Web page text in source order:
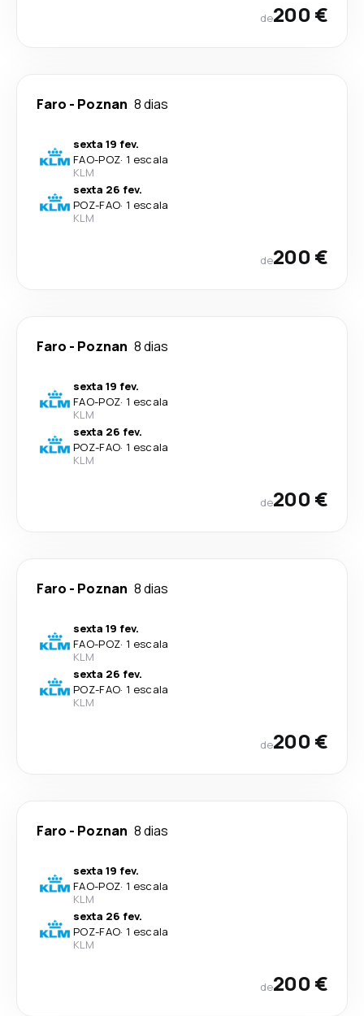
de200 €
Faro - Poznan 8 dias
sexta 19 fev.
FAO-POZ· 1 escala
KLM
sexta 26 fev.
POZ-FAO· 1 escala
KLM
de200 €
Faro - Poznan 8 dias
sexta 19 fev.
FAO-POZ· 1 escala
KLM
sexta 26 fev.
POZ-FAO· 1 escala
KLM
de200 €
Faro - Poznan 8 dias
sexta 19 fev.
FAO-POZ· 1 escala
KLM
sexta 26 fev.
POZ-FAO· 1 escala
KLM
de200 €
Faro - Poznan 8 dias
sexta 19 fev.
FAO-POZ· 1 escala
KLM
sexta 26 fev.
POZ-FAO· 1 escala
KLM
de200 €